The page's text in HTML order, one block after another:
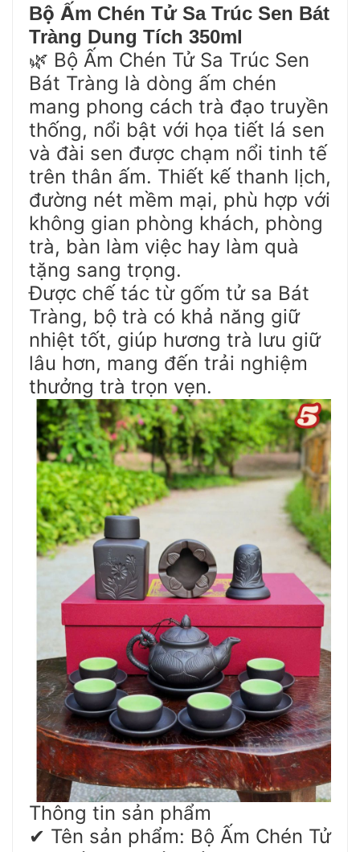
Bộ Ấm Chén TửSa Trúc Sen Bát
Tràng Dung Tích 350ml
🌿 Bộ Ấm Chén Tử Sa Trúc Sen
Bát Tràng là dòng ấm chén
mang phong cách trà đạo truyền
thống, nổi bật với họa tiết lá sen
và đài sen được chạm nổi tinh tế
trên thân ấm. Thiết kế thanh lịch,
đường nét mềm mại, phù hợp với
không gian phòng khách, phòng
trà, bàn làm việc hay làm quà
tặng sang trọng.
Được chế tác từ gốm tử sa Bát
Tràng, bộ trà có khả năng giữ
nhiệt tốt, giúp hương trà lưu giữ
lâu hơn, mang đến trải nghiệm
thưởng trà trọn vẹn.
Thông tin sản phẩm
✔ Tên sản phẩm: Bộ Ấm Chén Tử